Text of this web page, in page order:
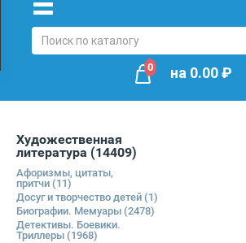
0 на 0.00₽
Художественная
литература (14409)
Афоризмы, цитаты,
притчи (11)
Досуг и творчество детей (1)
Биографии. Мемуары (2478)
Детективы. Боевики.
Триллеры (1968)